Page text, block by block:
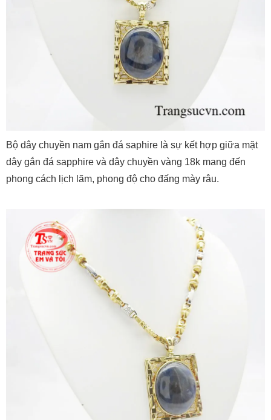
Bộ dây chuyền nam gắn đá saphire là sự kết hợp giữa mặt
dây gắn đá sapphire và dây chuyền vàng 18k mang đến
phong cách lịch lãm, phong độ cho đấng mày râu.